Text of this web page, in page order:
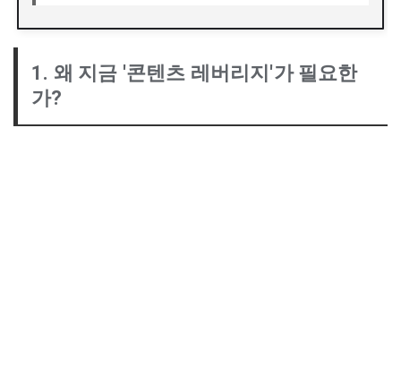
1. 왜 지금 '콘텐츠 레버리지'가 필요한
가?